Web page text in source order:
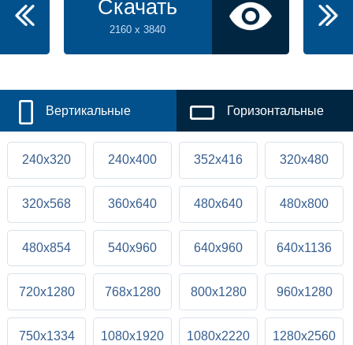
Скачать
2160 x 3840
Вертикальные Горизонтальные
240x320 240x400 352x416 320x480
320x568 360x640 480x640 480x800
480x854 540x960 640x960 640x1136
720x1280 768x1280 800x1280 960x1280
750x1334 1080x1920 1080x2220 1280x2560